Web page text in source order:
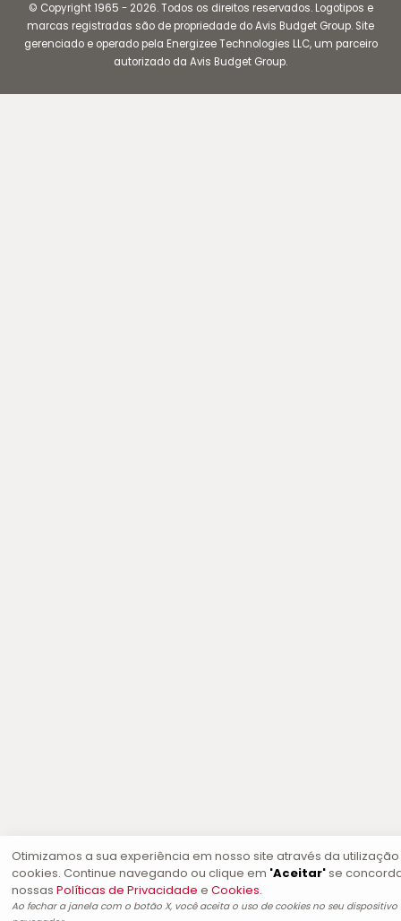
Otimizamos a sua experiência em nosso site através da
cookies. Continue navegando ou clique em 'Aceitar'se
nossas Políticas de Privacidade e Cookies.
Ao fechar a janela com o botão X, você aceita o uso de cookies no seu dispositivo
© Copyright1965 - 2026.Todos os direitos reservados. Logotipos e
marcas registradas são de propriedade do Avis Budget Group. Site
gerenciado e operado pela Energizee Technologies LLC, um parceiro
autorizado da Avis Budget Group.